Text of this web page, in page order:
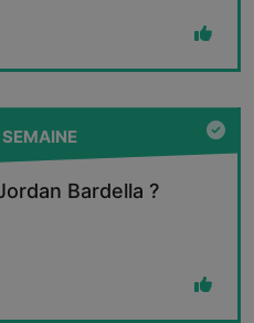
SEMAINE
Bardella ?